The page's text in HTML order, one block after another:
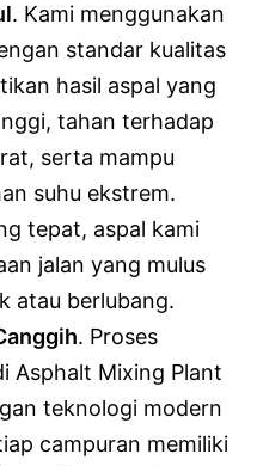
. Kami menggunakan
standar kualitas
hasil aspal yang
tahan terhadap
serta mampu
suhu ekstrem.
tepat, aspal kami
jalan yang mulus
atau berlubang.
. Proses
Asphalt Mixing Plant
teknologi modern
campuran memiliki